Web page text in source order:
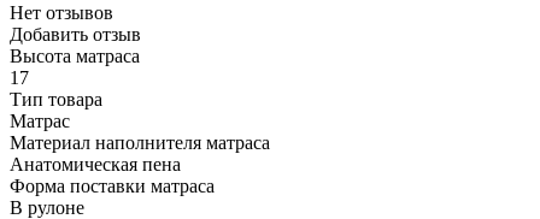
Нет отзывов
Добавить отзыв
Высота матраса
17
Тип товара
Матрас
Материал наполнителя матраса
Анатомическая пена
Форма поставки матраса
В рулоне